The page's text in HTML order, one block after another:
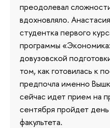
преодолевал
вдохновляло.
студентка первого
программы
довузовской
том, как готовилась к
предпочла именно
сейчас идет прием на
сентября пройдет
факультета.